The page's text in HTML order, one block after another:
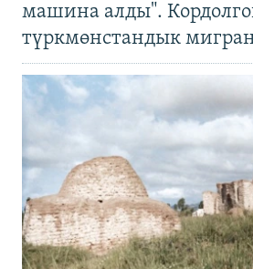
машина алды".
түркмөнстандык